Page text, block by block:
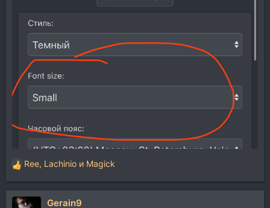
Р
е
а
к
Ree, Lachinio и Magick
Gerain9